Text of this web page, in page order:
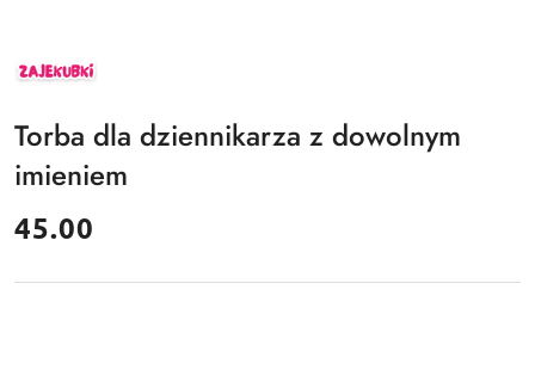
ZAJEKUBKI
Torba dla dziennikarza z dowolnym
imieniem
cena:
45.00